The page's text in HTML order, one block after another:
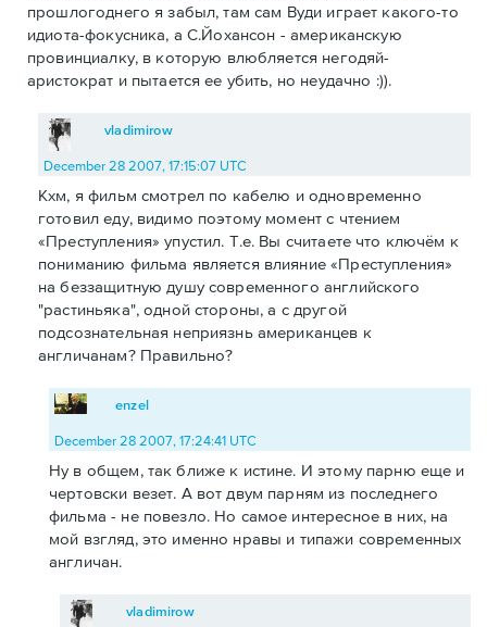
прошлогоднего я забыл, там сам Вуди играет какого-то
идиота-фокусника, а С.Йохансон - американскую
провинциалку, в которую влюбляется негодяй-
аристократ и пытается ее убить, но неудачно :)).
vladimirow
December 28 2007, 17:15:07 UTC
Кхм, я фильм смотрел по кабелю и одновременно
готовил еду, видимо поэтому момент с чтением
«Преступления» упустил. Т.е. Вы считаете что ключём к
пониманию фильма является влияние «Преступления»
на беззащитную душу современного английского
"растиньяка", одной стороны, а с другой
подсознательная неприязнь американцев к
англичанам? Правильно?
enzel
December 28 2007, 17:24:41 UTC
Ну в общем, так ближе к истине. И этому парню еще и
чертовски везет. А вот двум парням из последнего
фильма - не повезло. Но самое интересное в них, на
мой взгляд, это именно нравы и типажи современных
англичан.
vladimirow